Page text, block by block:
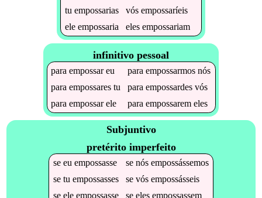
tu empossarias vós empossaríeis
ele empossaria eles empossariam
infinitivo pessoal
paraempossareu paraempossarmos nós
paraempossares tu paraempossardes vós
paraempossarele paraempossarem eles
Subjuntivo
pretérito imperfeito
se eu empossasse se nós empossássemos
se tu empossasses se vós empossásseis
se ele empossasse se eles empossassem